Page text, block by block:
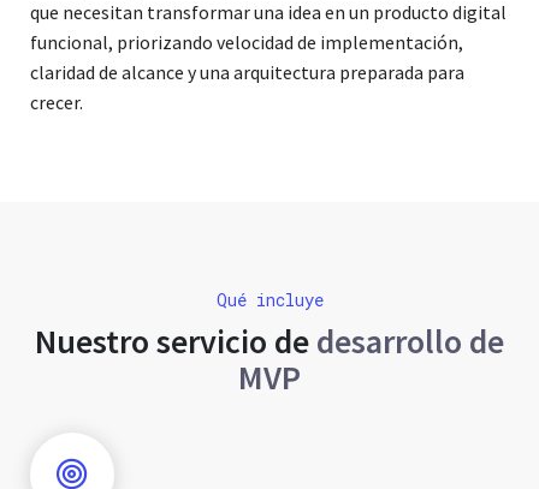
que necesitan transformar una idea en un producto digital
funcional, priorizando velocidad de implementación,
claridad de alcance y una arquitectura preparada para
crecer.
Qué incluye
Nuestro servicio dedesarrollo de
MVP